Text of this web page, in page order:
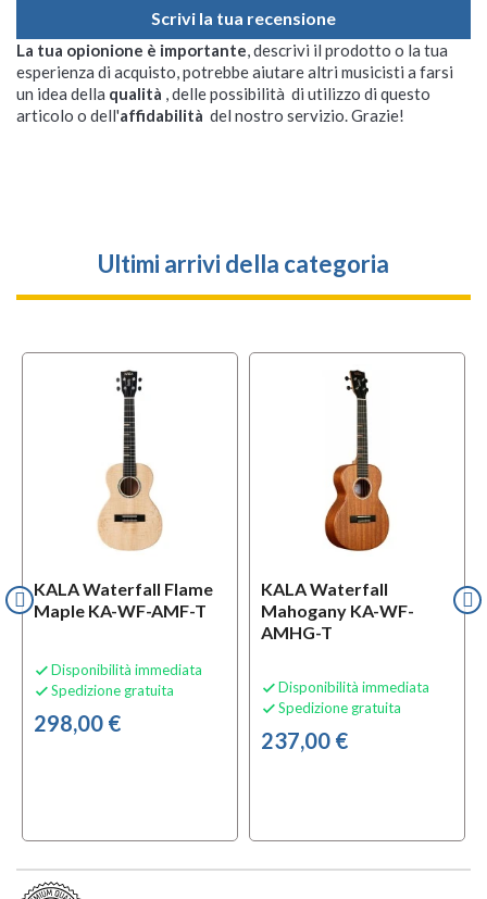
Scrivi la tua recensione
La tua opionione è importante, descrivi il prodotto o la tua
esperienza di acquisto, potrebbe aiutare altri musicisti a farsi
un idea della qualità , delle possibilità di utilizzo di questo
articolo o dell'affidabilità del nostro servizio. Grazie!
Ultimi arrivi della categoria
KALA Waterfall Flame
Maple KA-WF-AMF-T
 Disponibilità immediata
 Spedizione gratuita
298,00 €
KALA Waterfall
Mahogany KA-WF-
AMHG-T
 Disponibilità immediata
 Spedizione gratuita
237,00 €